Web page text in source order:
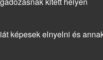
képesek elnyelni és